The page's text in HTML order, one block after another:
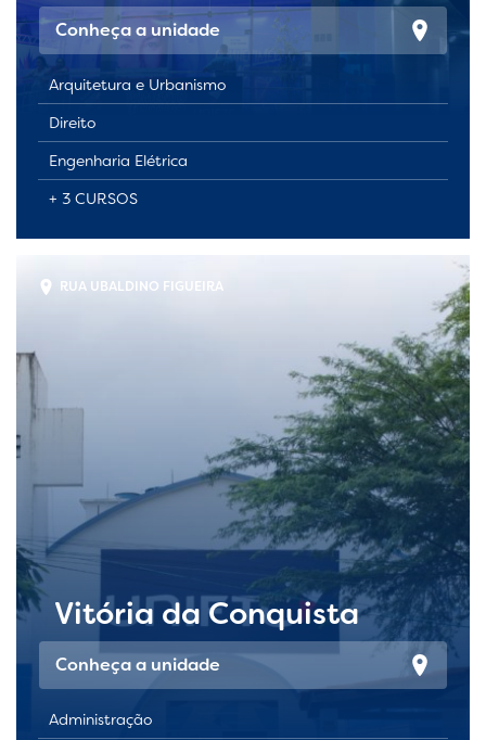
Conheça a unidade
Arquitetura e Urbanismo
Direito
Engenharia Elétrica
+ 3 CURSOS
RUA UBALDINO FIGUEIRA
Vitória da Conquista
Conheça a unidade
Administração